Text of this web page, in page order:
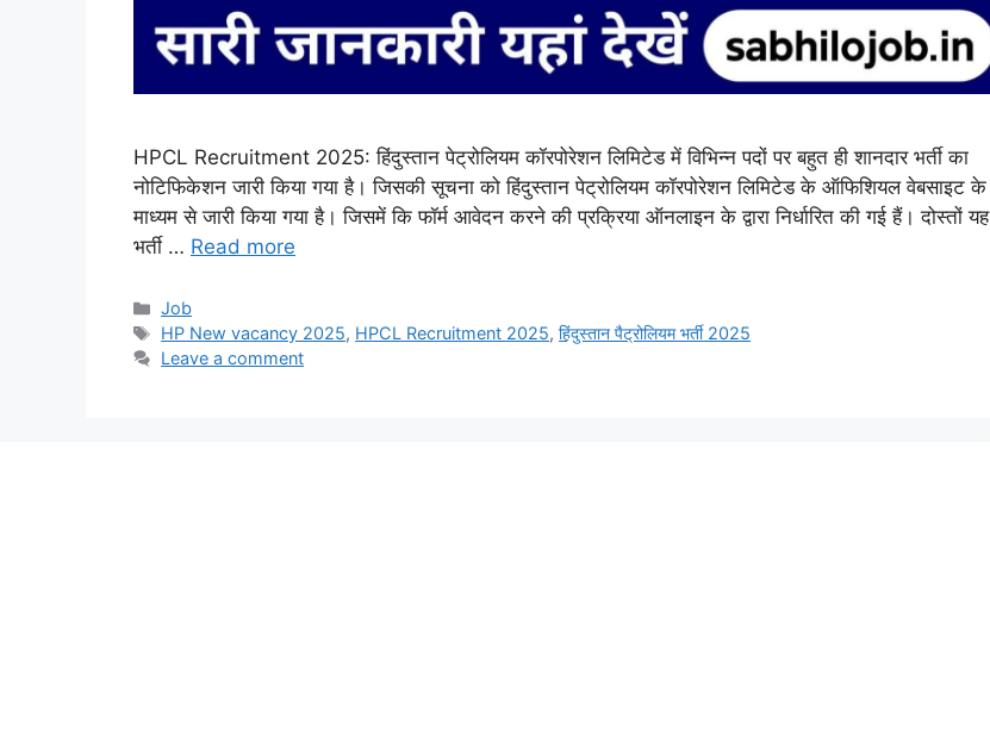
HPCL Recruitment 2025: हिंदुस्तान पेट्रोलियम कॉरपोरेशन लिमिटेड में विभिन्न पदों पर बहुत ही शानदार भर्ती का
नोटिफिकेशन जारी किया गया है। जिसकी सूचना को हिंदुस्तान पेट्रोलियम कॉरपोरेशन लिमिटेड के ऑफिशियल वेबसाइट के
माध्यम से जारी किया गया है। जिसमें कि फॉर्म आवेदन करने की प्रक्रिया ऑनलाइन के द्वारा निर्धारित की गई हैं। दोस्तों यह
भर्ती … Read more
Categories
Job
Tags
HP New vacancy 2025, HPCL Recruitment 2025,हिंदुस्तान पैट्रोलियम भर्ती 2025
Leave a comment